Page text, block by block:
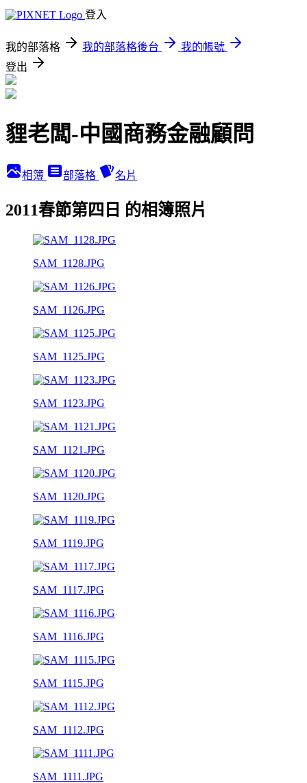
登入
我的部落格 我的部落格後台
我的帳號
登出
貍老闆-中國商務金融顧問
相簿 部落格 名片
2011春節第四日 的相簿照片
SAM_1128.JPG
SAM_1126.JPG
SAM_1125.JPG
SAM_1123.JPG
SAM_1121.JPG
SAM_1120.JPG
SAM_1119.JPG
SAM_1117.JPG
SAM_1116.JPG
SAM_1115.JPG
SAM_1112.JPG
SAM_1111.JPG